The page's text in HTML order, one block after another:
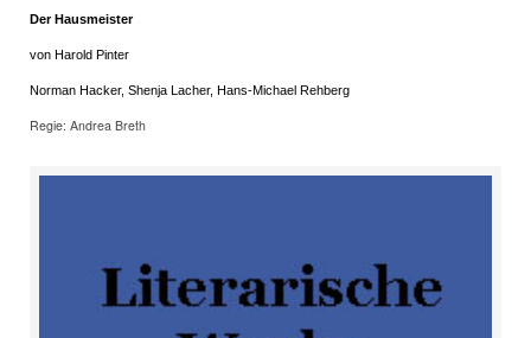
Der Hausmeister
von Harold Pinter
Norman Hacker, Shenja Lacher, Hans-Michael Rehberg
Regie: Andrea Breth